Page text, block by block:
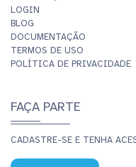
LOGIN
BLOG
DOCUMENTAÇÃO
TERMOS DE USO
POLÍTICA DE PRIVACIDADE
FAÇA PARTE
CADASTRE-SE E TENHA